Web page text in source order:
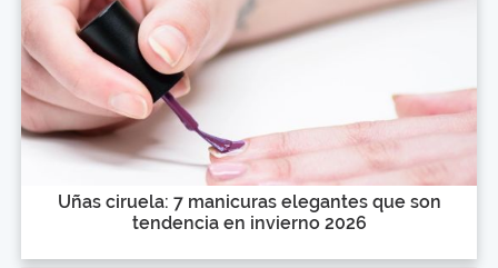
Uñas ciruela: 7 manicuras elegantes que son
tendencia en invierno 2026